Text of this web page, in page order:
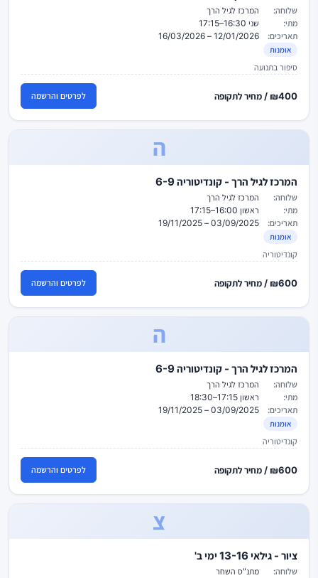
שלוחה:
המרכז לגיל הרך
מתי:
שני 16:30–17:15
תאריכים:
12/01/2026 – 16/03/2026
אומנות
סיפור בתנועה
₪400 / מחיר לתקופה לפרטים והרשמה
ה
המרכז לגיל הרך - קונדיטוריה 6-9
שלוחה:
המרכז לגיל הרך
מתי:
ראשון 16:00–17:15
תאריכים:
03/09/2025 – 19/11/2025
אומנות
קונדיטוריה
₪600 / מחיר לתקופה לפרטים והרשמה
ה
המרכז לגיל הרך - קונדיטוריה 6-9
שלוחה:
המרכז לגיל הרך
מתי:
ראשון 17:15–18:30
תאריכים:
03/09/2025 – 19/11/2025
אומנות
קונדיטוריה
₪600 / מחיר לתקופה לפרטים והרשמה
צ
ציור - גילאי 13-16 ימי ב'
שלוחה:
מתנ"ס השחר